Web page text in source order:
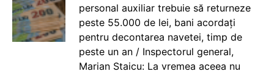
personal auxiliar trebuie să returneze
peste 55.000 de lei, bani acordați
pentru decontarea navetei, timp de
peste un an / Inspectorul general,
Marian Staicu: La vremea aceea nu